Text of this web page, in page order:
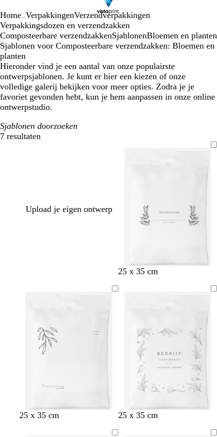
Home VerpakkingenVerzendverpakkingen
Verpakkingsdozen en verzendzakken
Composteerbare verzendzakkenSjablonenBloemen en planten
Sjablonen voor Composteerbare verzendzakken: Bloemen en
planten
Hieronder vind je een aantal van onze populairste
ontwerpsjablonen. Je kunt er hier een kiezen of onze
volledige galerij bekijken voor meer opties. Zodra je je
favoriet gevonden hebt, kun je hem aanpassen in onze online
ontwerpstudio.
Sjablonen doorzoeken
7 resultaten
Filters
Upload je eigen ontwerp
25 x 35 cm
25 x 35 cm 25 x 35 cm